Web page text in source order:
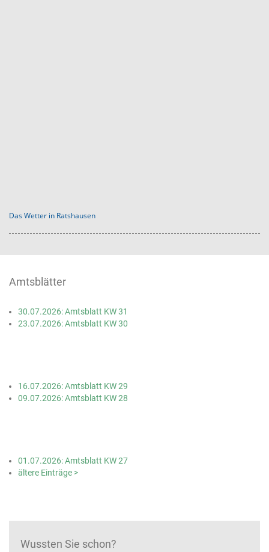
Das Wetter in Ratshausen
Amtsblätter
30.07.2026: Amtsblatt KW 31
23.07.2026: Amtsblatt KW 30
16.07.2026: Amtsblatt KW 29
09.07.2026: Amtsblatt KW 28
01.07.2026: Amtsblatt KW 27
ältere Einträge >
Wussten Sie schon?